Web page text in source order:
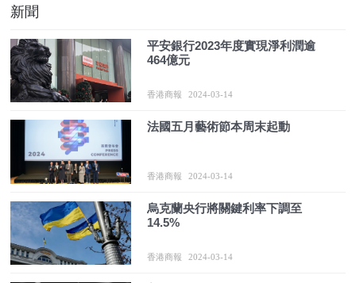
新聞
平安銀行2023年度實現淨利潤逾
464億元
香港商報 2024-03-14
法國五月藝術節本周末起動
香港商報 2024-03-14
烏克蘭央行將關鍵利率下調至
14.5%
香港商報 2024-03-14